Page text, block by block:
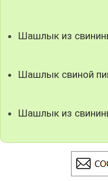
Шашлык из
Шашлык свиной
Шашлык из